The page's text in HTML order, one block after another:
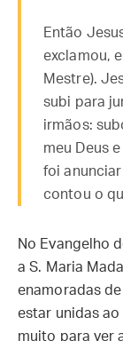
Então
exclamou,
Mestre).
subi para
irmãos:
meu Deus
foi anunciar
contou o
No Evangelho
a S. Maria
enamoradas
estar unidas
muito para ver